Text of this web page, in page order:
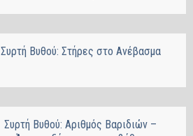
Συρτή Βυθού: Στήρες στο Ανέβασμα
Συρτή Βυθού: Αριθμός Βαριδιών –